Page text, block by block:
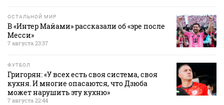
ОСТАЛЬНОЙ МИР
В «Интер Майами» рассказали об «эре после
Месси»
7 августа 23:37
ФУТБОЛ
Григорян: «У всех есть своя система, своя
кухня. И многие опасаются, что Дзюба
может нарушить эту кухню»
7 августа 22:44